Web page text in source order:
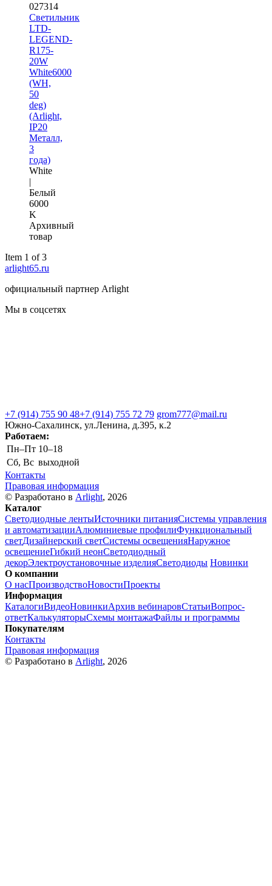
027314
Светильник
LTD-
LEGEND-
R175-
20W
White6000
(WH,
50
deg)
(Arlight,
IP20
Металл,
3
года)
White
|
Белый
6000
K
Архивный
товар
Item 1 of 3
arlight65.ru
официальный партнер Arlight
Мы в соцсетях
+7 (914) 755 90 48+7 (914) 755 72 79 grom777@mail.ru
Южно-Сахалинск, ул.Ленина, д.395, к.2
Работаем:
Пн–Пт 10–18
Сб, Вс выходной
Контакты
Правовая информация
© Разработано в Arlight, 2026
Каталог
Светодиодные лентыИсточники питанияСистемы управления
и автоматизацииАлюминиевые профилиФункциональный
светДизайнерский светСистемы освещенияНаружное
освещениеГибкий неонСветодиодный
декорЭлектроустановочные изделияСветодиоды Новинки
О компании
О насПроизводствоНовостиПроекты
Информация
КаталогиВидеоНовинкиАрхив вебинаровСтатьиВопрос-
ответКалькуляторыСхемы монтажаФайлы и программы
Покупателям
Контакты
Правовая информация
© Разработано в Arlight, 2026